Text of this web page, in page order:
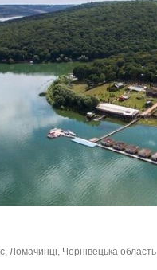
Ломачинці, Чернівецька область